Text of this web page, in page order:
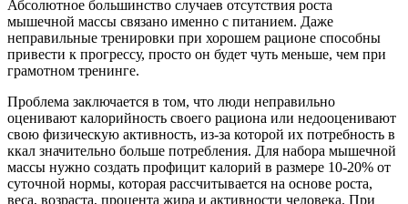
Абсолютное большинство случаев отсутствия роста
мышечной массы связано именно с питанием. Даже
неправильные тренировки при хорошем рационе способны
привести к прогрессу, просто он будет чуть меньше, чем при
грамотном тренинге.
Проблема заключается в том, что люди неправильно
оценивают калорийность своего рациона или недооценивают
свою физическую активность, из-за которой их потребность в
ккал значительно больше потребления. Для набора мышечной
массы нужно создать профицит калорий в размере 10-20% от
суточной нормы, которая рассчитывается на основе роста,
веса, возраста, процента жира и активности человека. При